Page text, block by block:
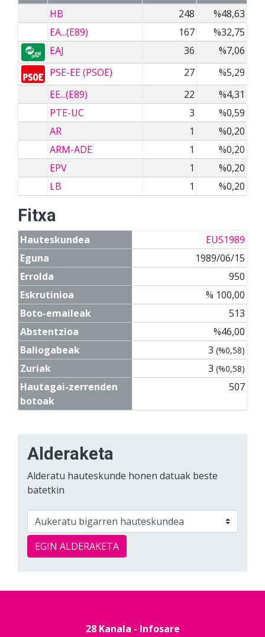
HB
248
%48,63
EA...(E89)
167
%32,75
EAJ
36
%7,06
PSE-EE (PSOE)
27
%5,29
EE...(E89)
22
%4,31
PTE-UC
3
%0,59
AR
1
%0,20
ARM-ADE
1
%0,20
EPV
1
%0,20
LB
1 %0,20
Fitxa
Hauteskundea
EUS1989
Eguna
1989/06/15
Errolda
950
Eskrutinioa
% 100,00
Boto-emaileak
513
Abstentzioa
%46,00
Baliogabeak
3 (%0,58)
Zuriak 3 (%0,58)
Hautagai-zerrenden
botoak
507
Alderaketa
Alderatu hauteskunde honen datuak beste
batetkin
EGIN ALDERAKETA
28 Kanala - Infosare